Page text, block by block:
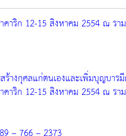
าริก 12-15 สิงหาคม 2554 ณ รา
ร้างกุศลแก่ตนเองและเพิ่มบุญบาร
าริก 12-15 สิงหาคม 2554 ณ รา